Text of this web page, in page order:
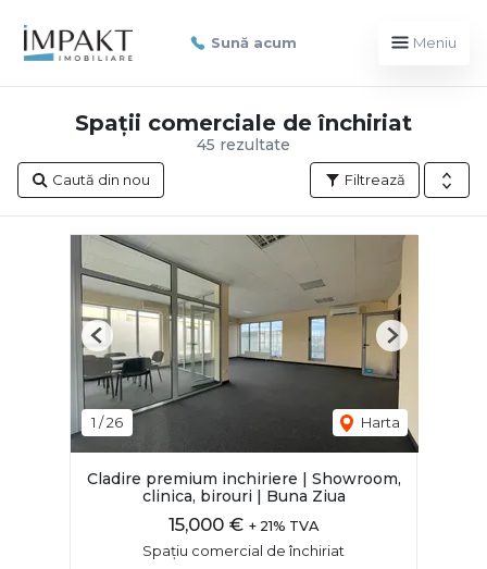
Sună acum Meniu
45 rezultate
Spații comerciale de închiriat
Filtrează
Caută din nou
1 /26 Harta
Previous Next
Cladire premium inchiriere | Showroom,
clinica, birouri | Buna Ziua
15,000 € + 21% TVA
Spațiu comercial de închiriat